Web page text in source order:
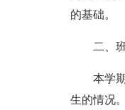
的基础。
二、
本学
生的情况